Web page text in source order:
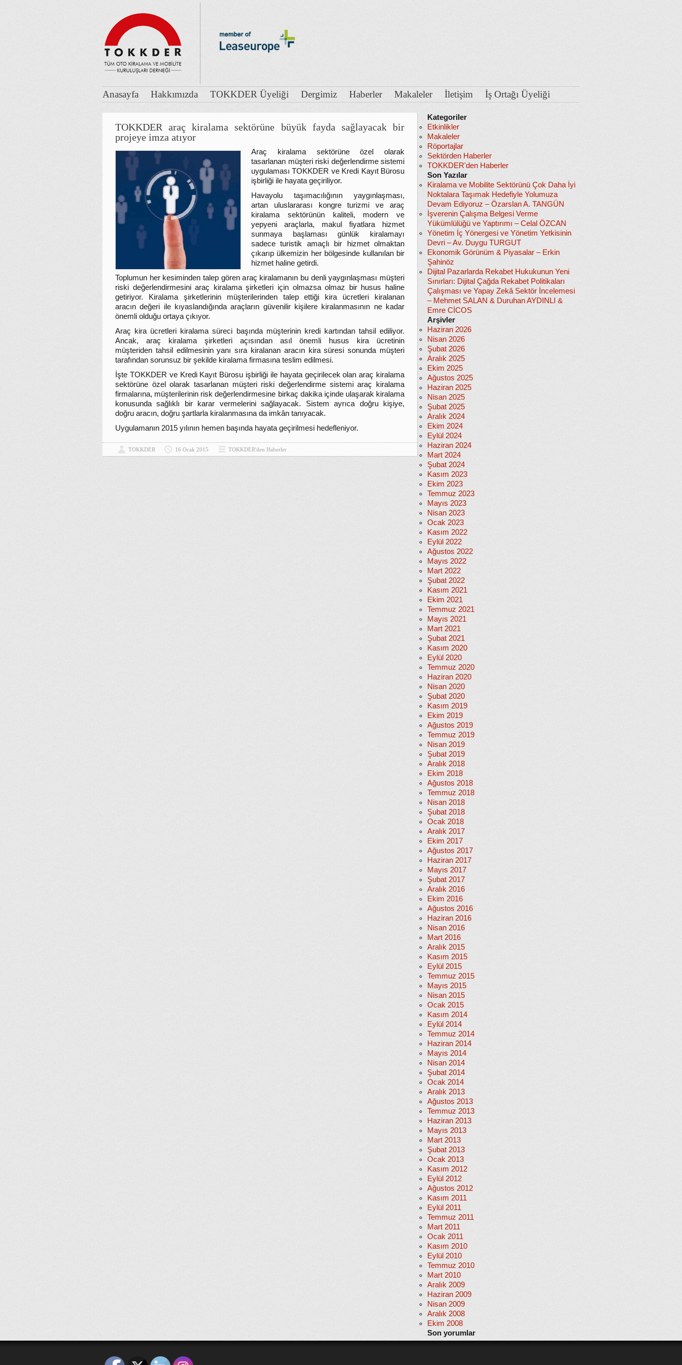
Anasayfa Hakkımızda TOKKDER Üyeliği Dergimiz Haberler Makaleler İletişim İş Ortağı Üyeliği
TOKKDER araç kiralama sektörüne büyük fayda sağlayacak bir
projeye imza atıyor
Araç kiralama sektörüne özel olarak
tasarlanan müşteri riski değerlendirme sistemi
uygulaması TOKKDER ve Kredi Kayıt Bürosu
işbirliği ile hayata geçiriliyor.
Havayolu taşımacılığının yaygınlaşması,
artan uluslararası kongre turizmi ve araç
kiralama sektörünün kaliteli, modern ve
yepyeni araçlarla, makul fiyatlara hizmet
sunmaya başlaması günlük kiralamayı
sadece turistik amaçlı bir hizmet olmaktan
çıkarıp ülkemizin her bölgesinde kullanılan bir
hizmet haline getirdi.
Toplumun her kesiminden talep gören araç kiralamanın bu denli yaygınlaşması müşteri
riski değerlendirmesini araç kiralama şirketleri için olmazsa olmaz bir husus haline
getiriyor. Kiralama şirketlerinin müşterilerinden talep ettiği kira ücretleri kiralanan
aracın değeri ile kıyaslandığında araçların güvenilir kişilere kiralanmasının ne kadar
önemli olduğu ortaya çıkıyor.
Araç kira ücretleri kiralama süreci başında müşterinin kredi kartından tahsil ediliyor.
Ancak, araç kiralama şirketleri açısından asıl önemli husus kira ücretinin
müşteriden tahsil edilmesinin yanı sıra kiralanan aracın kira süresi sonunda müşteri
tarafından sorunsuz bir şekilde kiralama firmasına teslim edilmesi.
İşte TOKKDER ve Kredi Kayıt Bürosu işbirliği ile hayata geçirilecek olan araç kiralama
sektörüne özel olarak tasarlanan müşteri riski değerlendirme sistemi araç kiralama
firmalarına, müşterilerinin risk değerlendirmesine birkaç dakika içinde ulaşarak kiralama
konusunda sağlıklı bir karar vermelerini sağlayacak. Sistem ayrıca doğru kişiye,
doğru aracın, doğru şartlarla kiralanmasına da imkân tanıyacak.
Uygulamanın 2015 yılının hemen başında hayata geçirilmesi hedefleniyor.
TOKKDER 16 Ocak 2015 TOKKDER'den Haberler
Kategoriler
Etkinlikler
Makaleler
Röportajlar
Sektörden Haberler
TOKKDER'den Haberler
Son Yazılar
Kiralama ve Mobilite Sektörünü Çok Daha İyi
Noktalara Taşımak Hedefiyle Yolumuza
Devam Ediyoruz – Özarslan A. TANGÜN
İşverenin Çalışma Belgesi Verme
Yükümlülüğü ve Yaptırımı – Celal ÖZCAN
Yönetim İç Yönergesi ve Yönetim Yetkisinin
Devri – Av. Duygu TURGUT
Ekonomik Görünüm & Piyasalar – Erkin
Şahinöz
Dijital Pazarlarda Rekabet Hukukunun Yeni
Sınırları: Dijital Çağda Rekabet Politikaları
Çalışması ve Yapay Zekâ Sektör İncelemesi
– Mehmet SALAN & Duruhan AYDINLI &
Emre CİCOS
Arşivler
Haziran 2026
Nisan 2026
Şubat 2026
Aralık 2025
Ekim 2025
Ağustos 2025
Haziran 2025
Nisan 2025
Şubat 2025
Aralık 2024
Ekim 2024
Eylül 2024
Haziran 2024
Mart 2024
Şubat 2024
Kasım 2023
Ekim 2023
Temmuz 2023
Mayıs 2023
Nisan 2023
Ocak 2023
Kasım 2022
Eylül 2022
Ağustos 2022
Mayıs 2022
Mart 2022
Şubat 2022
Kasım 2021
Ekim 2021
Temmuz 2021
Mayıs 2021
Mart 2021
Şubat 2021
Kasım 2020
Eylül 2020
Temmuz 2020
Haziran 2020
Nisan 2020
Şubat 2020
Kasım 2019
Ekim 2019
Ağustos 2019
Temmuz 2019
Nisan 2019
Şubat 2019
Aralık 2018
Ekim 2018
Ağustos 2018
Temmuz 2018
Nisan 2018
Şubat 2018
Ocak 2018
Aralık 2017
Ekim 2017
Ağustos 2017
Haziran 2017
Mayıs 2017
Şubat 2017
Aralık 2016
Ekim 2016
Ağustos 2016
Haziran 2016
Nisan 2016
Mart 2016
Aralık 2015
Kasım 2015
Eylül 2015
Temmuz 2015
Mayıs 2015
Nisan 2015
Ocak 2015
Kasım 2014
Eylül 2014
Temmuz 2014
Haziran 2014
Mayıs 2014
Nisan 2014
Şubat 2014
Ocak 2014
Aralık 2013
Ağustos 2013
Temmuz 2013
Haziran 2013
Mayıs 2013
Mart 2013
Şubat 2013
Ocak 2013
Kasım 2012
Eylül 2012
Ağustos 2012
Kasım 2011
Eylül 2011
Temmuz 2011
Mart 2011
Ocak 2011
Kasım 2010
Eylül 2010
Temmuz 2010
Mart 2010
Aralık 2009
Haziran 2009
Nisan 2009
Aralık 2008
Ekim 2008
Son yorumlar